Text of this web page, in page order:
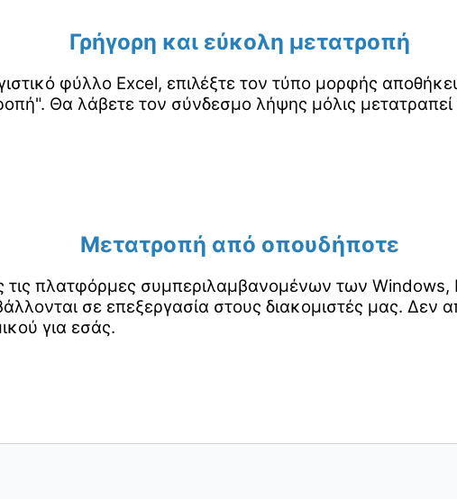
Γρήγορη και εύκολη μετατροπή
φύλλο Excel, επιλέξτε τον τύπο μορφής
Θα λάβετε τον σύνδεσμο λήψης μόλις μετατραπεί
Μετατροπή από οπουδήποτε
τις πλατφόρμες συμπεριλαμβανομένων των Windows,
σε επεξεργασία στους διακομιστές μας. Δεν
για εσάς.